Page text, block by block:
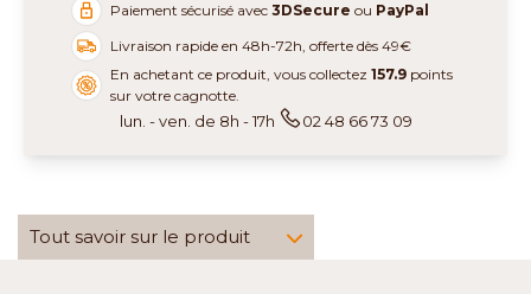
Paiement sécurisé avec3DSecure ou PayPal
Livraison rapide en 48h-72h, offerte dès 49€
En achetant ce produit, vous collectez157.9 points
sur votre cagnotte.
lun. - ven. de 8h - 17h 02 48 66 73 09
Tout savoir sur le produit